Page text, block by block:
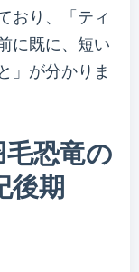
おり、「ティ
に既に、短い
」が分かりま
恐竜の
後期